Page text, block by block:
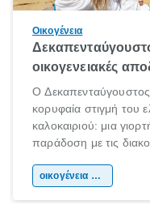
Οικογένεια
οικογενειακές
Ο Δεκαπενταύγουστος
κορυφαία στιγμή του
καλοκαιριού: μια
παράδοση με τις
χώρας. Είτε πρόκειται
οικογένεια & παιδί